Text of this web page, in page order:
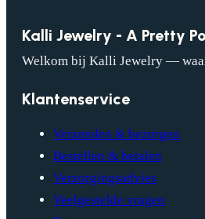
Kalli Jewelry - A Pretty
Welkom bij Kalli Jewelry —
Klantenservice
Verzenden & bezorgen
Bestellen & betalen
Verzorgingsadvies
Veelgestelde vragen